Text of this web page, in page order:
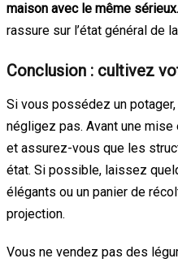
maison avec le même
rassure sur l’état général de
Conclusion : cultivez
Si vous possédez un
négligez pas. Avant une
et assurez-vous que les
état. Si possible, laissez
élégants ou un panier de
projection.
Vous ne vendez pas des